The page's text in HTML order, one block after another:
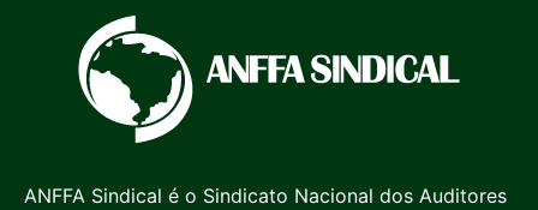
ANFFA Sindical é o Sindicato Nacional dos Auditores